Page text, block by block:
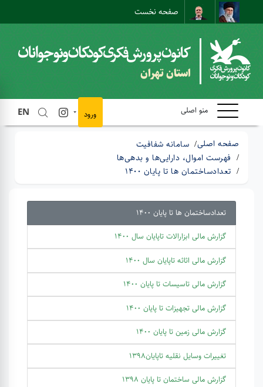
صفحه نخست
نقشه سایت
ارتباط مستقیم
استان تهران
منو اصلی EN ورود
صفحه اصلی
سامانه شفافیت
فهرست اموال، دارایی‌ها و بدهی‌ها
تعدادساختمان ها تا پایان 1400
تعدادساختمان ها تا پایان 1400
گزارش مالی ابزارالات تاپایان سال 1400
گزارش مالی اثاثه تاپایان سال 1400
گزارش مالی تاسیسات تا پایان 1400
گزارش مالی تجهیزات تا پایان 1400
گزارش مالی زمین تا پایان 1400
تغییرات وسایل نقلیه تاپایان1398
گزارش مالی ساختمان تا پایان 1398